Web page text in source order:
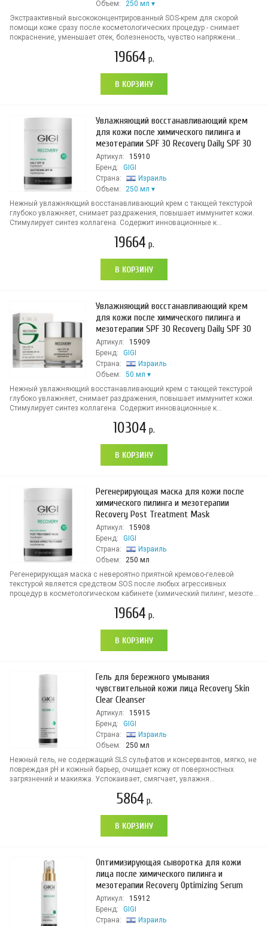
Объем:
250 мл
Экстраактивный высококонцентрированный SOS-крем для скорой
помощи коже сразу после косметологических процедур - снимает
покраснение, уменьшает отек, болезненость, чувство напряжени...
19664 р.
В КОРЗИНУ
Увлажняющий восстанавливающий крем
для кожи после химического пилинга и
мезотерапии SPF 30 Recovery Daily SPF 30
Артикул:
15910
Бренд:
GIGI
Страна:
Израиль
Объем:
250 мл
Нежный увлажняющий восстанавливающий крем с тающей текстурой
глубоко увлажняет, снимает раздражения, повышает иммунитет кожи.
Стимулирует синтез коллагена. Содержит инновационные к...
19664 р.
В КОРЗИНУ
Увлажняющий восстанавливающий крем
для кожи после химического пилинга и
мезотерапии SPF 30 Recovery Daily SPF 30
Артикул:
15909
Бренд:
GIGI
Страна:
Израиль
Объем:
50 мл
Нежный увлажняющий восстанавливающий крем с тающей текстурой
глубоко увлажняет, снимает раздражения, повышает иммунитет кожи.
Стимулирует синтез коллагена. Содержит инновационные к...
10304 р.
В КОРЗИНУ
Регенерирующая маска для кожи после
химического пилинга и мезотерапии
Recovery Post Treatment Mask
Артикул:
15908
Бренд:
GIGI
Страна:
Израиль
Объем:
250 мл
Регенерирующая маска с невероятно приятной кремово-гелевой
текстурой является средством SOS после любых агрессивных
процедур в косметологическом кабинете (химический пилинг, мезоте...
19664 р.
В КОРЗИНУ
Гель для бережного умывания
чувствительной кожи лица Recovery Skin
Clear Cleanser
Артикул:
15915
Бренд:
GIGI
Страна:
Израиль
Объем:
250 мл
Нежный гель, не содержащий SLS сульфатов и консервантов, мягко, не
повреждая pH и кожный барьер, очищает кожу от поверхностных
загрязнений и макияжа. Успокаивает, смягчает, увлажня...
5864 р.
В КОРЗИНУ
Оптимизирующая сыворотка для кожи
лица после химического пилинга и
мезотерапии Recovery Optimizing Serum
Артикул:
15912
Бренд:
GIGI
Страна:
Израиль